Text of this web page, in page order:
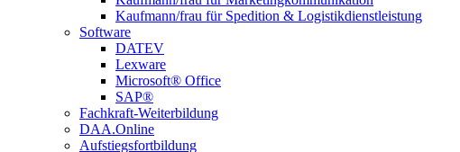
Kaufmann/frau für Spedition & Logistikdienstleistung
Software
DATEV
Lexware
Microsoft® Office
SAP®
Fachkraft-Weiterbildung
DAA.Online
Aufstiegsfortbildung